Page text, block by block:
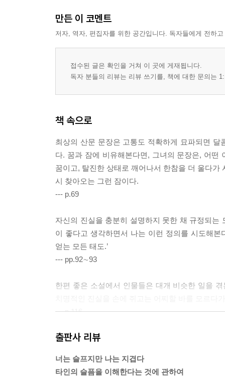
저급한 이야기꾼들의 신 -하인리히 폰 클라이스트
천안함, J 선생님께
평화가 곧 승리
4부 시는 없으면 안 되는가
시, 정답 없는 질문 -릴케, 하나
고대 아폴로의 토르소 -릴케, 둘
시의 천사 -진은영 『훔쳐가는 노래』
새 질병으로 태어날 거야 -김혜순 『슬픔치약 거울
축제로서의 노벨문학상
작가는 주크박스가 아니지만 -토마스 트란스트뢰
고독과 행복에 대하여 -무라카미 하루키와 심보선
어떤 순간의 진심 -신철규 [유빙]
모른다고 말하는 시 -황인찬 『구관조 씻기기』
이토록 뜨거운 태도들 -이상과 김수영
동춘동 디오게네스의 초상 -김영승 [흐린 날 미사일]
정확한 칭찬 -장승리 [말]
5부 넙치의 온전함에 대하여
넙치의 온전함에 대하여 -사랑의 논리학을 위한 보
마르크스의 사랑
만든 이 코멘트
저자, 역자, 편집자를 위한 공간입니다. 독자들에게 전하
접수된 글은 확인을 거쳐 이 곳에 게재됩니다.
독자 분들의 리뷰는 리뷰 쓰기를, 책에 대한 문의는
책 속으로
최상의 산문 문장은 고통도 적확하게 묘파되면
다. 꿈과 잠에 비유해본다면, 그녀의 문장은, 어
꿈이고, 탈진한 상태로 깨어나서 한참을 더 울다
시 찾아오는 그런 잠이다.
--- p.69
자신의 진실을 충분히 설명하지 못한 채 규정되는
이 좋다고 생각하면서 나는 이런 정의를 시도해
얻는 모든 태도.’
--- pp.92∼93
한편 좋은 소설에서 인물들은 대개 비슷한 일을
--- p.116
그렇다면 유다는, 가장 사랑하는 대상을 배반해야
--- p.149
출판사 리뷰
너는 슬프지만 나는 지겹다
타인의 슬픔을 이해한다는 것에 관하여